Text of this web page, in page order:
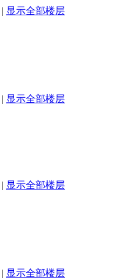
| 显示全部楼层
| 显示全部楼层
| 显示全部楼层
| 显示全部楼层